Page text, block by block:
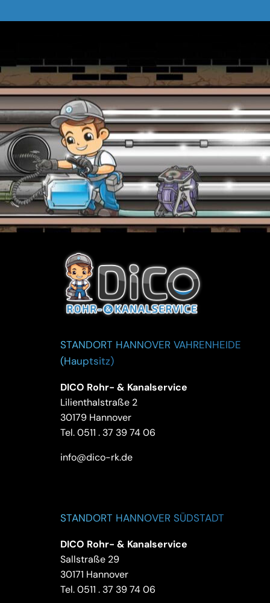
STANDORT HANNOVER VAHRENHEIDE
(Hauptsitz)
DICO Rohr- & Kanalservice
Lilienthalstraße 2
30179 Hannover
Tel.0511 . 37 39 74 06
info@dico-rk.de
STANDORT HANNOVER SÜDSTADT
DICO Rohr- & Kanalservice
Sallstraße 29
30171 Hannover
Tel.0511 . 37 39 74 06